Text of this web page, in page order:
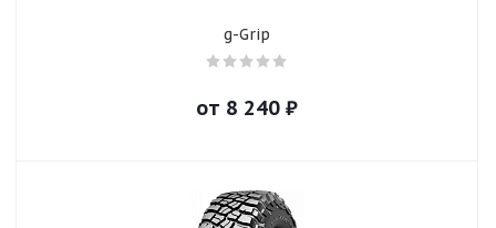
g-Grip
от 8 240 ₽